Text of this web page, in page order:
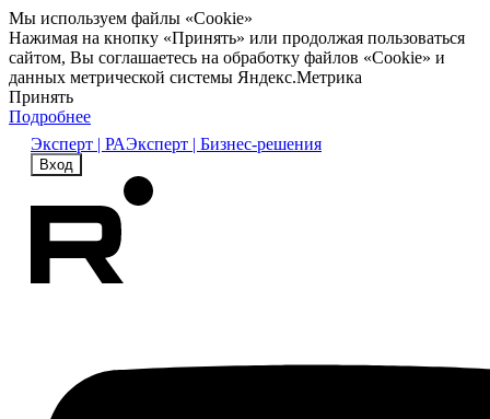
Мы используем файлы «Cookie»
Нажимая на кнопку «Принять» или продолжая пользоваться
сайтом, Вы соглашаетесь на обработку файлов «Cookie» и
данных метрической системы Яндекс.Метрика
Принять
Подробнее
Эксперт | РАЭксперт | Бизнес-решения
Вход